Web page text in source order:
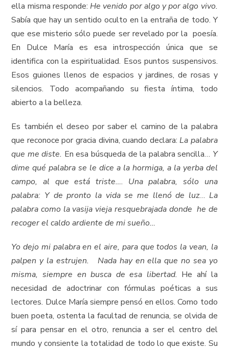
ella misma responde: He venido por algo y por algo vivo.
Sabía que hay un sentido oculto en la entraña de todo. Y
que ese misterio sólo puede ser revelado por la poesía.
En Dulce María es esa introspección única que se
identifica con la espiritualidad. Esos puntos suspensivos.
Esos guiones llenos de espacios y jardines, de rosas y
silencios. Todo acompañando su fiesta íntima, todo
abierto a la belleza.
Es también el deseo por saber el camino de la palabra
que reconoce por gracia divina, cuando declara: La palabra
que me diste. En esa búsqueda de la palabra sencilla… Y
dime qué palabra se le dice a la hormiga, a la yerba del
campo, al que está triste…. Una palabra, sólo una
palabra: Y de pronto la vida se me llenó de luz… La
palabra como la vasija vieja resquebrajada donde he de
recoger el caldo ardiente de mi sueño…
Yo dejo mi palabra en el aire, para que todos la vean, la
palpen y la estrujen. Nada hay en ella que no sea yo
misma, siempre en busca de esa libertad. He ahí la
necesidad de adoctrinar con fórmulas poéticas a sus
lectores. Dulce María siempre pensó en ellos. Como todo
buen poeta, ostenta la facultad de renuncia, se olvida de
sí para pensar en el otro, renuncia a ser el centro del
mundo y consiente la totalidad de todo lo que existe. Su